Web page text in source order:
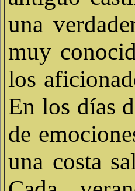
una
muy
los
En los días
de
una costa